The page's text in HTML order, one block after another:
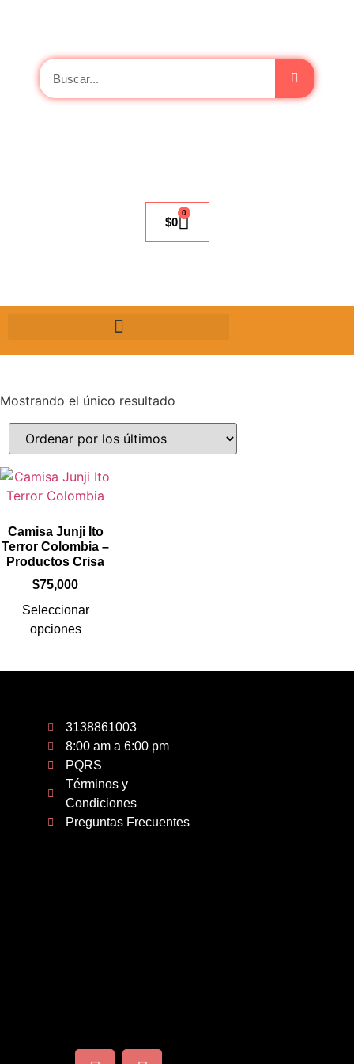
$0
0
Mostrando el único resultado
Camisa Junji Ito
Terror Colombia –
Productos Crisa
$75,000
Seleccionar
opciones
3138861003
8:00 am a 6:00 pm
PQRS
Términos y
Condiciones
Preguntas Frecuentes